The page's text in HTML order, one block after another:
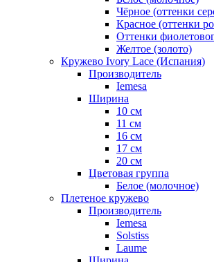
Чёрное (оттенки
Красное (оттенки
Оттенки
Желтое (золото)
Кружево Ivory Lace (Испания)
Производитель
Iemesa
Ширина
10 см
11 см
16 см
17 см
20 см
Цветовая группа
Белое (молочное)
Плетеное кружево
Производитель
Iemesa
Solstiss
Laume